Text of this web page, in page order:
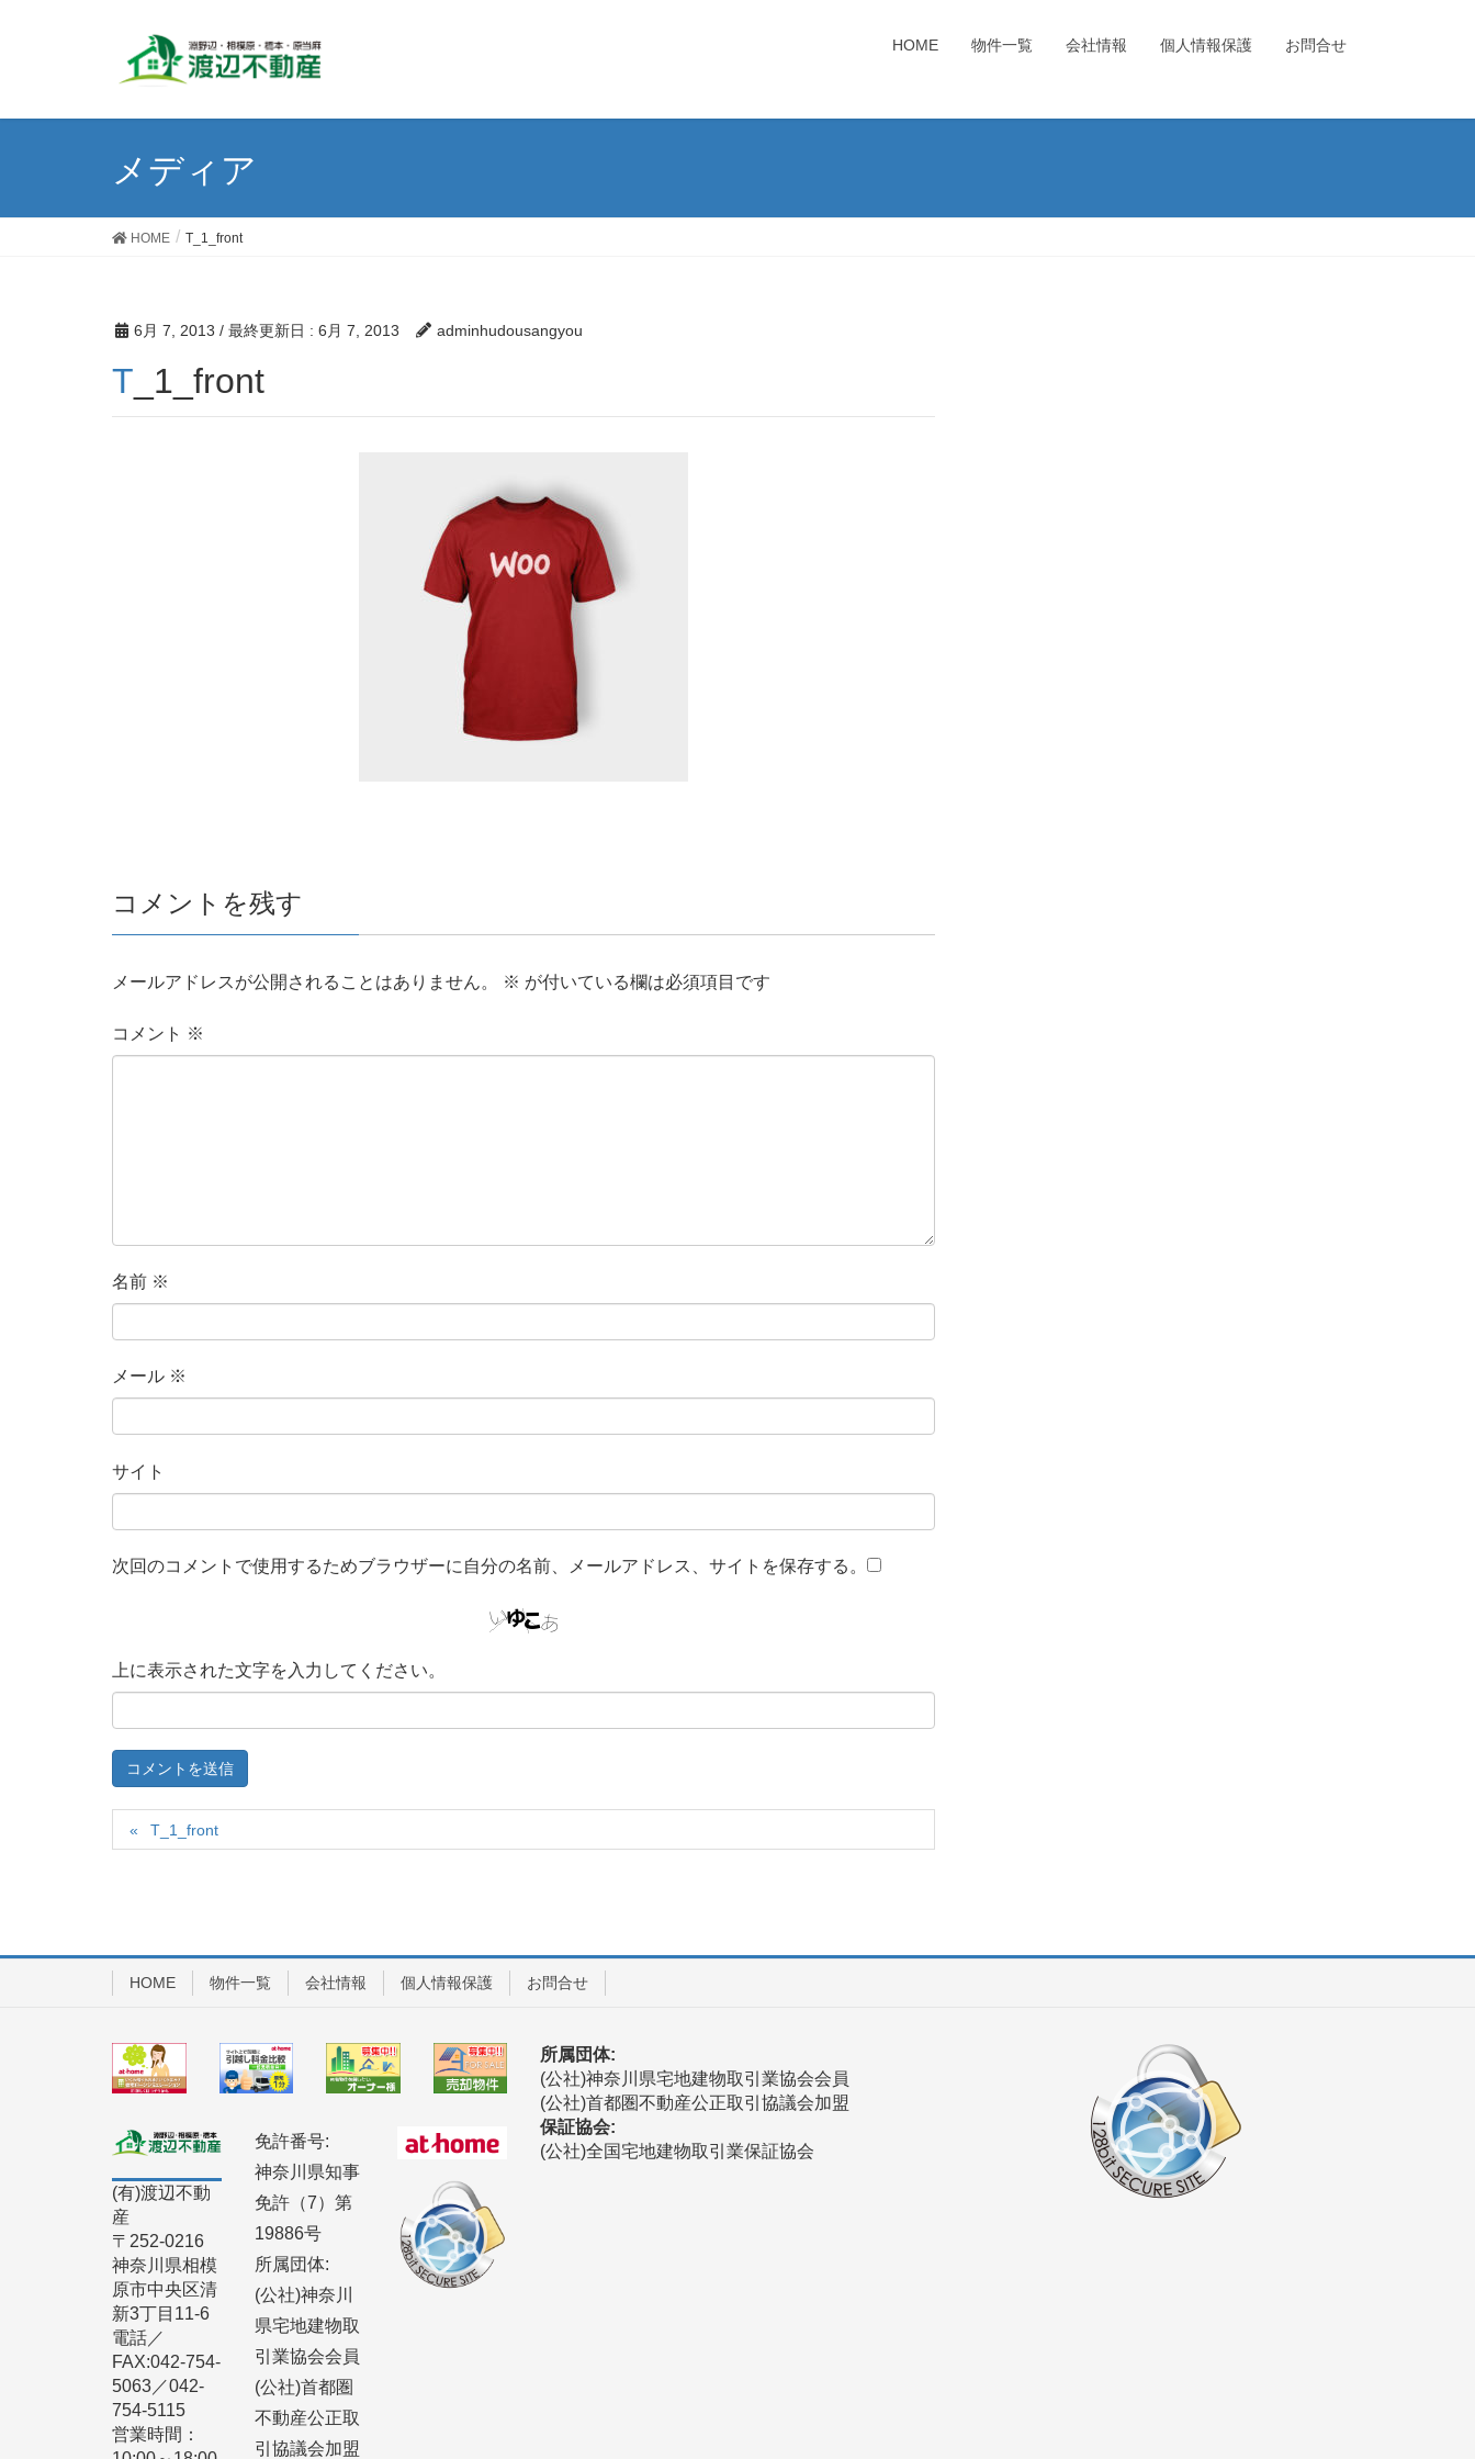
HOME 物件一覧 会社情報 個人情報保護 お問合せ
メディア
HOME T_1_front
6月 7, 2013 / 最終更新日 : 6月 7, 2013 adminhudousangyou
T_1_front
コメントを残す
メールアドレスが公開されることはありません。 ※ が付いている欄は必須項目です
コメント ※
名前 ※
メール ※
サイト
次回のコメントで使用するためブラウザーに自分の名前、メールアドレス、サイトを保存する。
上に表示された文字を入力してください。
T_1_front
HOME 物件一覧 会社情報 個人情報保護 お問合せ
(有)渡辺不動
産
〒252-0216
神奈川県相模
原市中央区清
新3丁目11-6
電話／
FAX:042-754-
5063／042-
754-5115
営業時間：
免許番号:
神奈川県知事
免許（7）第
19886号
所属団体:
(公社)神奈川
県宅地建物取
引業協会会員
(公社)首都圏
不動産公正取
引協議会加盟
所属団体:
(公社)神奈川県宅地建物取引業協会会員
(公社)首都圏不動産公正取引協議会加盟
保証協会:
(公社)全国宅地建物取引業保証協会